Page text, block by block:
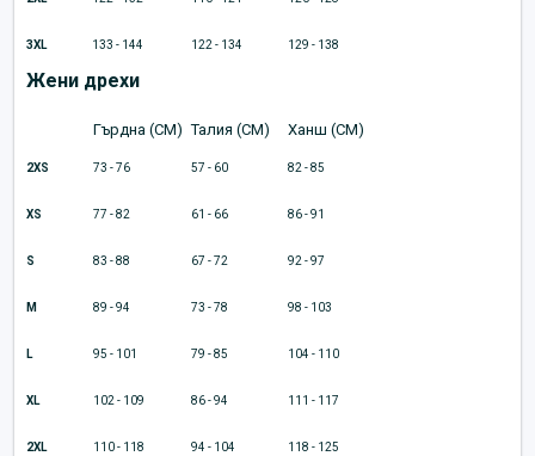
3XL 133 - 144 122 - 134 129 - 138
Жени дрехи
Гърдна (CM) Талия (CM) Ханш (CM)
2XS 73 - 76 57 - 60 82 - 85
XS 77 - 82 61 - 66 86 - 91
S 83 - 88 67 - 72 92 - 97
M 89 - 94 73 - 78 98 - 103
L 95 - 101 79 - 85 104 - 110
XL 102 - 109 86 - 94 111 - 117
2XL 110 - 118 94 - 104 118 - 125